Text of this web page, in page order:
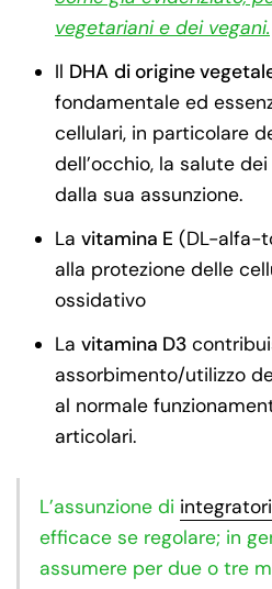
vegetariani e dei vegani.
Il DHA di origine
fondamentale ed
cellulari, in particolare
dell’occhio, la salute
dalla sua assunzione.
La vitamina E (DL-alfa-
alla protezione delle
ossidativo
La vitamina D3
assorbimento/utilizzo
al normale
articolari.
L’assunzione di
efficace se regolare; in
assumere per due o tre